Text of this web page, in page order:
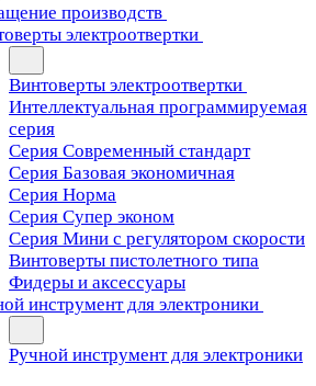
производств
электроотвертки
Винтоверты электроотвертки
Интеллектуальная программируемая
серия
Серия Современный стандарт
Серия Базовая экономичная
Серия Норма
Серия Cупер эконом
Серия Мини с регулятором скорости
Винтоверты пистолетного типа
Фидеры и аксессуары
инструмент для электроники
Ручной инструмент для электроники